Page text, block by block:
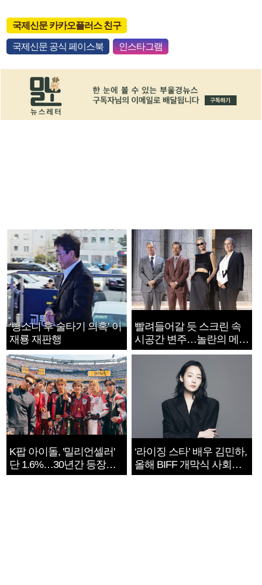
국제신문 카카오플러스 친구
국제신문 공식 페이스북 인스타그램
‘뺑소니 후 술타기 의혹’ 이
재룡 재판행
빨려들어갈 듯 스크린 속
시공간 변주…놀란의 메시
지는 ‘전쟁 속죄’
K팝 아이돌, '밀리언셀러'
단 1.6%…30년간 등장
1182개팀 전수조사
‘라이징 스타’ 배우 김민하,
올해 BIFF 개막식 사회자
확정